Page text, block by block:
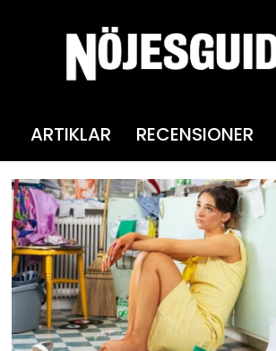
ARTIKLAR RECENSIONER